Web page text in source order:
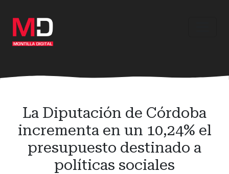
contenido
principal
La Diputación de Córdoba
incrementa en un 10,24% el
presupuesto destinado a
políticas sociales